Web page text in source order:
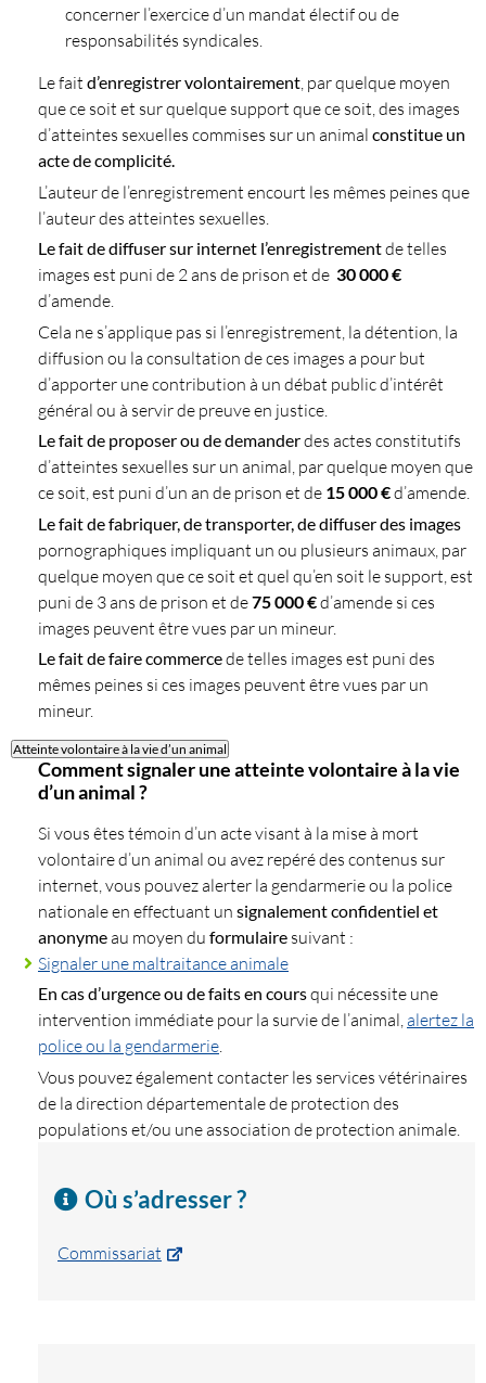
concerner l’exercice d’un mandat électif ou de
responsabilités syndicales.
Le fait d’enregistrer volontairement , par quelque moyen
que ce soit et sur quelque support que ce soit, des images
d’atteintes sexuelles commises sur un animal constitue un
acte de complicité.
L’auteur de l’enregistrement encourt les mêmes peines que
l’auteur des atteintes sexuelles.
Le fait dediffuser sur internet l’enregistrementde telles
images est puni de 2 ans de prison et de 30 000 €
d’amende.
Cela ne s’applique pas si l’enregistrement, la détention, la
diffusion ou la consultation de ces images a pour but
d’apporter une contribution à un débat public d’intérêt
général ou à servir de preuve en justice.
Le fait de proposer ou de demanderdes actes constitutifs
d’atteintes sexuelles sur un animal, par quelque moyen que
ce soit, est puni d’un an de prison et de 15 000 €d’amende.
Le fait de fabriquer, de transporter, de diffuser des images
pornographiques impliquant un ou plusieurs animaux, par
quelque moyen que ce soit et quel qu’en soit le support, est
puni de 3 ans de prison et de75 000 €d’amende si ces
images peuvent être vues par un mineur.
Le fait de faire commercede telles images est puni des
mêmes peines si ces images peuvent être vues par un
mineur.
Atteinte volontaire à la vie d’un animal
Comment signaler une atteinte volontaire à la vie
d’un animal ?
Si vous êtes témoin d’un acte visant à la mise à mort
volontaire d’un animal ou avez repéré des contenus sur
internet, vous pouvez alerter la gendarmerie ou la police
nationale en effectuant un signalement confidentiel et
anonymeau moyen du formulaire suivant :
Signaler une maltraitance animale
En cas d’urgence ou de faits en coursqui nécessite une
intervention immédiate pour la survie de l’animal, alertez la
police ou la gendarmerie
Vous pouvez également contacter les services vétérinaires
de la direction départementale de protection des
populations et/ou une association de protection animale.
Où s’adresser ?
Commissariat